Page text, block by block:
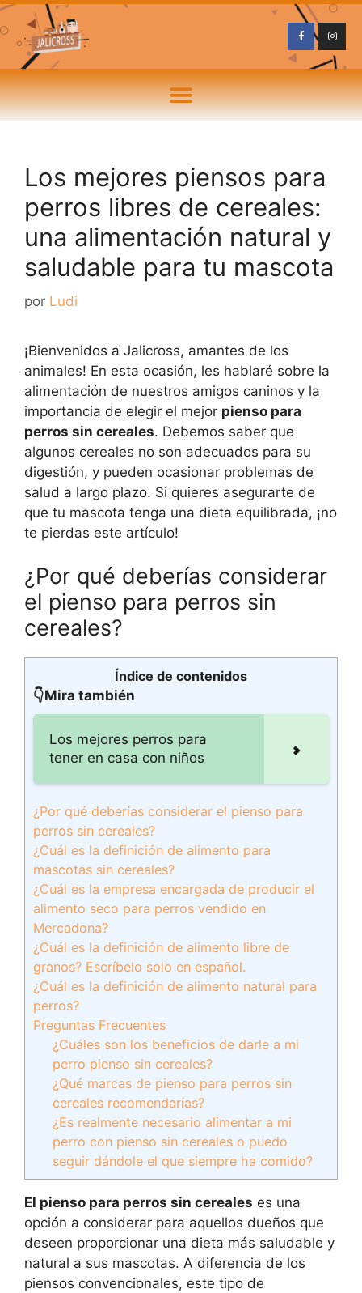
Los mejores piensos para
perros libres de cereales:
una alimentación natural y
saludable para tu mascota
por Ludi
¡Bienvenidos a Jalicross, amantes de los
animales! En esta ocasión, les hablaré sobre la
alimentación de nuestros amigos caninos y la
importancia de elegir el mejor pienso para
perros sin cereales. Debemos saber que
algunos cereales no son adecuados para su
digestión, y pueden ocasionar problemas de
salud a largo plazo. Si quieres asegurarte de
que tu mascota tenga una dieta equilibrada, ¡no
te pierdas este artículo!
¿Por qué deberías considerar
el pienso para perros sin
cereales?
Índice de contenidos
👇Mira también
Los mejores perros para
tener en casa con niños
¿Por qué deberías considerar el pienso para
perros sin cereales?
¿Cuál es la definición de alimento para
mascotas sin cereales?
¿Cuál es la empresa encargada de producir el
alimento seco para perros vendido en
Mercadona?
¿Cuál es la definición de alimento libre de
granos? Escríbelo solo en español.
¿Cuál es la definición de alimento natural para
perros?
Preguntas Frecuentes
¿Cuáles son los beneficios de darle a mi
perro pienso sin cereales?
¿Qué marcas de pienso para perros sin
cereales recomendarías?
¿Es realmente necesario alimentar a mi
perro con pienso sin cereales o puedo
seguir dándole el que siempre ha comido?
El pienso para perros sin cereales es una
opción a considerar para aquellos dueños que
deseen proporcionar una dieta más saludable y
natural a sus mascotas. A diferencia de los
piensos convencionales, este tipo de